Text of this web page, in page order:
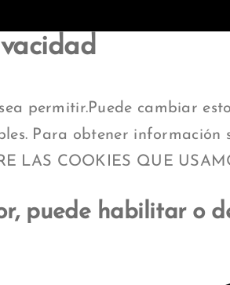
permitir.Puede cambiar
Para obtener
LAS COOKIES QUE
puede habilitar o